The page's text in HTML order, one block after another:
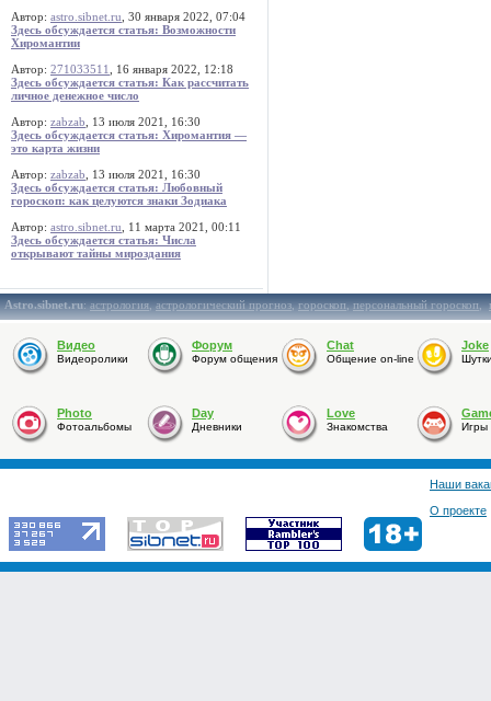
Автор: astro.sibnet.ru , 30 января 2022, 07:04
Здесь обсуждается статья: Возможности
Хиромантии
Автор: 271033511
, 16 января 2022, 12:18
Здесь обсуждается статья: Как рассчитать
личное денежное число
Автор: zabzab , 13 июля 2021, 16:30
Здесь обсуждается статья: Хиромантия —
это карта жизни
Автор: zabzab , 13 июля 2021, 16:30
Здесь обсуждается статья: Любовный
гороскоп: как целуются знаки Зодиака
Автор: astro.sibnet.ru , 11 марта 2021, 00:11
Здесь обсуждается статья: Числа
открывают тайны мироздания
Astro.sibnet.ru:астрология,астрологический прогноз,гороскоп,персональный гороскоп,
Видео
Видеоролики
Форум
Форум общения
Chat
Общение on-line
Joke
Photo
Фотоальбомы
Day
Дневники
Love
Знакомства Игры
Наши
О проекте